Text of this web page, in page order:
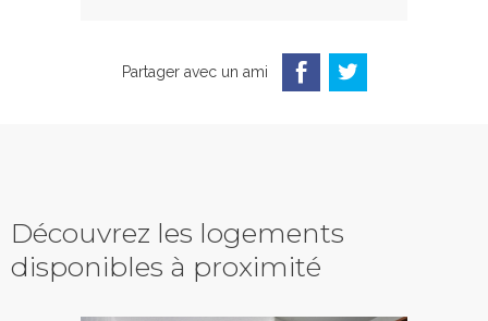
Partager avec un ami
Découvrez les logements
disponibles à proximité